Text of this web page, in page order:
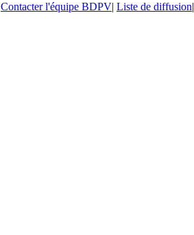
Contacter l'équipe BDPV| Liste de diffusion